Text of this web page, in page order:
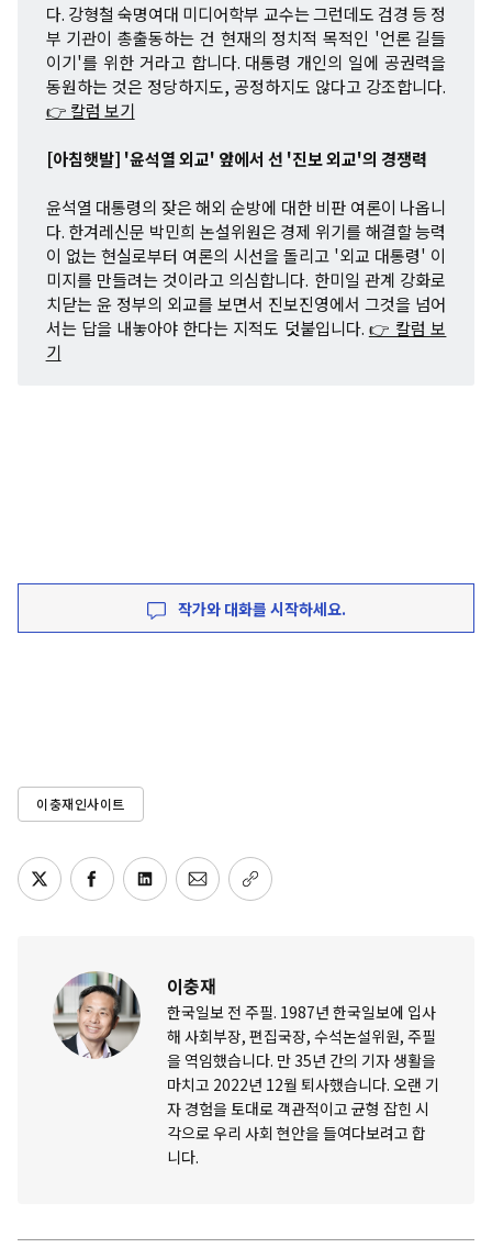
다. 강형철 숙명여대 미디어학부 교수는 그런데도 검경 등 정
부 기관이 총출동하는 건 현재의 정치적 목적인 '언론 길들
이기'를 위한 거라고 합니다. 대통령 개인의 일에 공권력을
동원하는 것은 정당하지도, 공정하지도 않다고 강조합니다.
👉 칼럼 보기
[아침햇발] '윤석열 외교' 앞에서 선 '진보 외교'의 경쟁력
윤석열 대통령의 잦은 해외 순방에 대한 비판 여론이 나옵니
다. 한겨레신문 박민희 논설위원은 경제 위기를 해결할 능력
이 없는 현실로부터 여론의 시선을 돌리고 '외교 대통령' 이
미지를 만들려는 것이라고 의심합니다. 한미일 관계 강화로
치닫는 윤 정부의 외교를 보면서 진보진영에서 그것을 넘어
서는 답을 내놓아야 한다는 지적도 덧붙입니다. 👉 칼럼 보
기
작가와 대화를 시작하세요.
이충재인사이트
이충재
한국일보 전 주필. 1987년 한국일보에 입사
해 사회부장, 편집국장, 수석논설위원, 주필
을 역임했습니다. 만 35년 간의 기자 생활을
마치고 2022년 12월 퇴사했습니다. 오랜 기
자 경험을 토대로 객관적이고 균형 잡힌 시
각으로 우리 사회 현안을 들여다보려고 합
니다.